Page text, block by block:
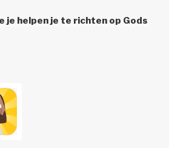
je helpen je te richten op Gods